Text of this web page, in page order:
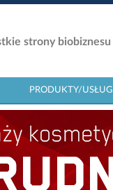
strony biobiznesu
PRODUKTY/USŁUGI